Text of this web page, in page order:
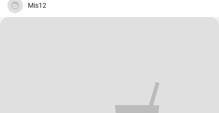
Mis12